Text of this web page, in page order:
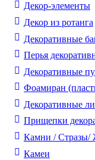
Декор-элементы
Декор из ротанга
Декоративные
Перья
Декоративные
Фоамиран
Декоративные
Прищепки
Камни /
Камеи